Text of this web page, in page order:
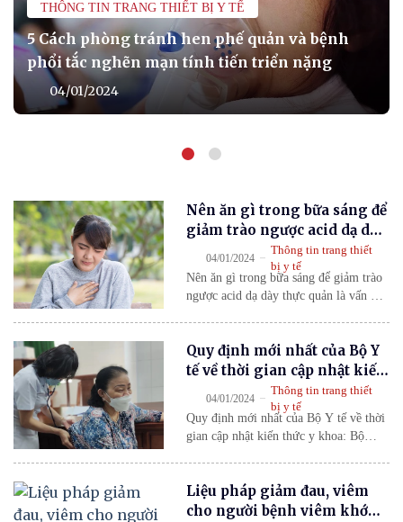
THÔNG TIN TRANG THIẾT BỊ Y TẾ
5 Cách phòng tránh hen phế quản và bệnh
phổi tắc nghẽn mạn tính tiến triển nặng
04/01/2024
Nên ăn gì trong bữa sáng để
giảm trào ngược acid dạ dày
04/01/2024 - Thông tin trang thiết
bị y tế
Nên ăn gì trong bữa sáng để giảm trào
ngược acid dạ dày thực quản là vấn đề
trào ngược dạ dày thực quản. Đây là
tình trạng trào ngược dịch acid từ dạ
dày lên trên thực quản.
Quy định mới nhất của Bộ Y
tế về thời gian cập nhật kiến
04/01/2024 - Thông tin trang thiết
bị y tế
Quy định mới nhất của Bộ Y tế về thời
gian cập nhật kiến thức y khoa: Bộ
Khám bệnh, chữa bệnh sửa đổi, có hiệu
lực từ ngày 1/1/2024.
Liệu pháp giảm đau, viêm
cho người bệnh viêm khớp